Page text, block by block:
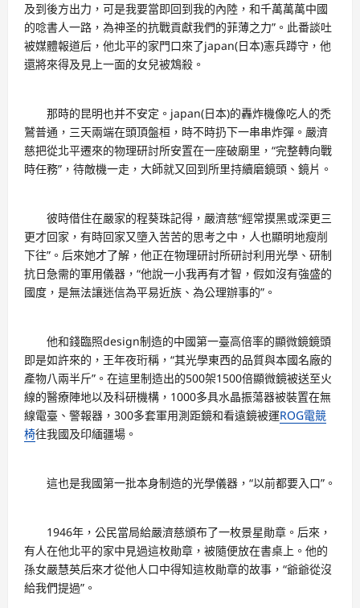
及到後方出力，可是我要當即回到我的內陸，和千萬萬萬中國
的唸書人一路，為神圣的抗戰貢獻我們的菲薄之力”。此番談吐
被媒體報道后，他北平的家門口來了japan(日本)憲兵蹲守，他
還將來得及見上一面的女兒被鴆殺。
那時的昆明也并不安定。japan(日本)的轟炸機像吃人的禿
鷲普通，三天兩端在頭頂盤桓，時不時扔下一串串炸彈。嚴濟
慈把從北平遷來的物理研討所安置在一座破廟里，“完整轉向戰
時任務”，待敵機一走，大師就又回到所里持續磨鏡頭、鏡片。
彼時借住在嚴家的程葵珠記得，嚴濟慈“經常摸黑或深更三
更才回家，有時回家又墮入苦苦的思考之中，人也顯明地瘦削
下往”。后來她才了解，他正在物理研討所研討利用光學、研制
抗日急需的軍用儀器，“他說一小我再有才智，假如沒有強盛的
國度，是無法讓迷信為平易近族、為公理辦事的”。
他和錢臨照design制造的中國第一臺高倍率的顯微鏡鏡頭
即是如許來的，王年夜珩稱，“其光學東西的品質與本國名廠的
產物八兩半斤”。在這里制造出的500架1500倍顯微鏡被送至火
線的醫療陣地以及科研機構，1000多具水晶振蕩器被裝置在無
線電臺、警報器，300多套軍用測距鏡和看遠鏡被運ROG電競
椅往我國及印緬疆場。
這也是我國第一批本身制造的光學儀器，“以前都要入口”。
1946年，公民當局給嚴濟慈頒布了一枚景星勛章。后來，
有人在他北平的家中見過這枚勛章，被隨便放在書桌上。他的
孫女嚴慧英后來才從他人口中得知這枚勛章的故事，“爺爺從沒
給我們提過”。